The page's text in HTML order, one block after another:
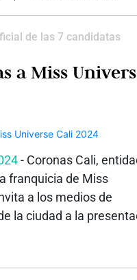
de las 7 candidatas
a Miss
- Coronas Cali,
franquicia de Miss
a los medios de
la ciudad a la